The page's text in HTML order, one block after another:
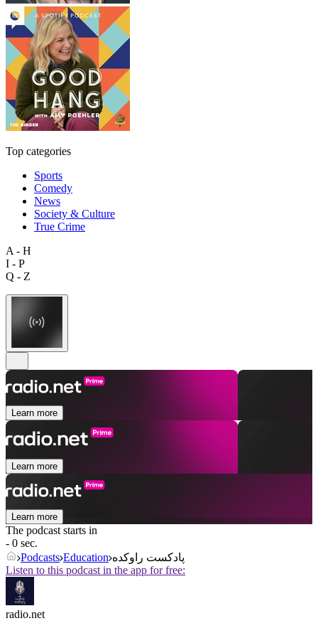
Top categories
Sports
Comedy
News
Society & Culture
True Crime
A - H
I - P
Q - Z
Learn more
Learn more
Learn more
The podcast starts in
- 0 sec.
Podcasts Education پادکست راوکده
Listen to this podcast in the app for free:
radio.net